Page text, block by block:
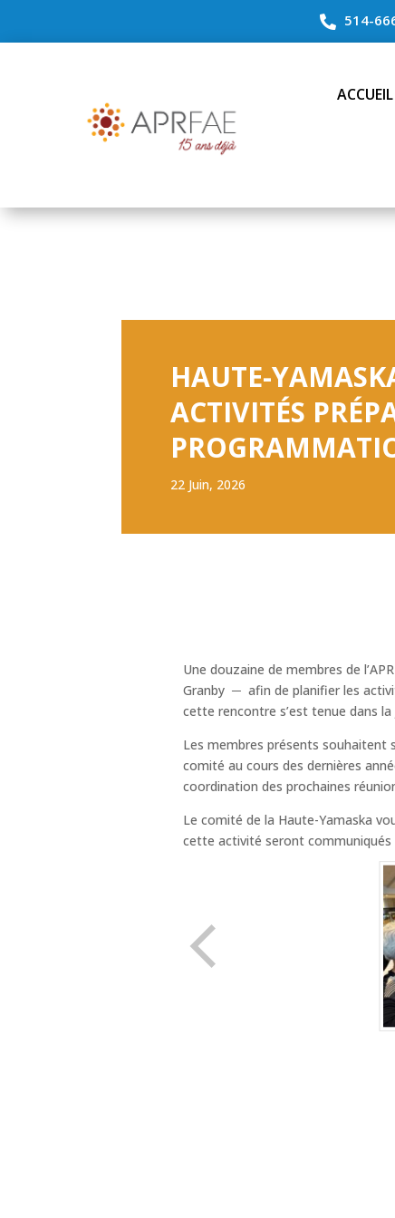
 514-
ACCUEIL
HAUTE-
ACTIVITÉS
22 Juin, 2026
Une douzaine de membres de
Granby ─ afin de planifier les
cette rencontre s’est tenue dans la
Les membres présents souhaitent
comité au cours des dernières
coordination des prochaines
Le comité de la Haute-Yamaska
cette activité seront communiqués